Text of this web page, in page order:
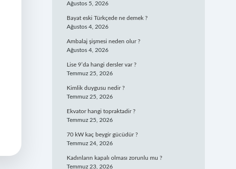
Ağustos 5, 2026
Bayat eski Türkçede ne demek ?
Ağustos 4, 2026
Ambalaj şişmesi neden olur ?
Ağustos 4, 2026
Lise 9’da hangi dersler var ?
Temmuz 25, 2026
Kimlik duygusu nedir ?
Temmuz 25, 2026
Ekvator hangi topraktadir ?
Temmuz 25, 2026
70 kW kaç beygir gücüdür ?
Temmuz 24, 2026
Kadınların kapalı olması zorunlu mu ?
Temmuz 23, 2026